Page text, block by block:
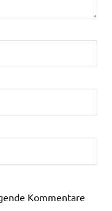
Kommentare